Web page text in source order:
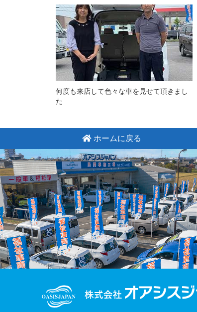
何度も来店して色々な車を見せて頂きまし
た
ホームに戻る